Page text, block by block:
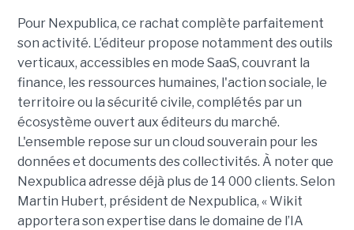
Pour Nexpublica, ce rachat complète parfaitement
son activité. L’éditeur propose notamment des outils
verticaux, accessibles en mode SaaS, couvrant la
finance, les ressources humaines, l'action sociale, le
territoire ou la sécurité civile, complétés par un
écosystème ouvert aux éditeurs du marché.
L'ensemble repose sur un cloud souverain pour les
données et documents des collectivités. À noter que
Nexpublica adresse déjà plus de 14 000 clients. Selon
Martin Hubert, président de Nexpublica, « Wikit
apportera son expertise dans le domaine de l’IA